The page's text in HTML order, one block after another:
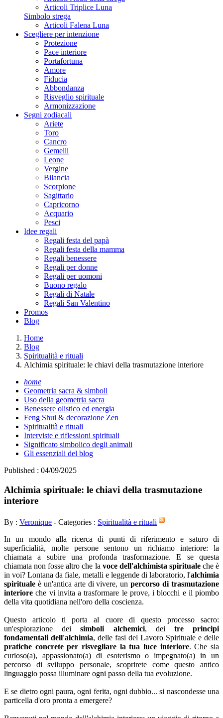
Articoli Triplice Luna
Simbolo strega
Articoli Falena Luna
Scegliere per intenzione
Protezione
Pace interiore
Portafortuna
Amore
Fiducia
Abbondanza
Risveglio spirituale
Armonizzazione
Segni zodiacali
Ariete
Toro
Cancro
Gemelli
Leone
Vergine
Bilancia
Scorpione
Sagittario
Capricorno
Acquario
Pesci
Idee regali
Regali festa del papà
Regali festa della mamma
Regali benessere
Regali per donne
Regali per uomoni
Buono regalo
Regali di Natale
Regali San Valentino
Promos
Blog
Home
Blog
Spiritualità e rituali
Alchimia spirituale: le chiavi della trasmutazione interiore
home
Geometria sacra & simboli
Uso della geometria sacra
Benessere olistico ed energia
Feng Shui & decorazione Zen
Spiritualità e rituali
Interviste e riflessioni spirituali
Significato simbolico degli animali
Gli essenziali del blog
Published : 04/09/2025
Alchimia spirituale: le chiavi della trasmutazione
interiore
By : Veronique - Categories : Spiritualità e rituali
In un mondo alla ricerca di punti di riferimento e saturo di
superficialità, molte persone sentono un richiamo interiore: la
chiamata a subire una profonda trasformazione. E se questa
chiamata non fosse altro che la voce dell'alchimista spiritualeche è
in voi? Lontana da fiale, metalli e leggende di laboratorio, l'alchimia
spirituale è un'antica arte di vivere, unpercorso di trasmutazione
interiore che vi invita a trasformare le prove, i blocchi e il piombo
della vita quotidiana nell'oro della coscienza.
Questo articolo ti porta al cuore di questo processo sacro:
un'esplorazione deisimboli alchemici, dei tre principi
fondamentali dell'alchimia, delle fasi del Lavoro Spirituale e delle
pratiche concrete per risvegliare la tua luce interiore. Che sia
curioso(a), appassionato(a) di esoterismo o impegnato(a) in un
percorso di sviluppo personale, scoprirete come questo antico
linguaggio possa illuminare ogni passo della tua evoluzione.
E se dietro ogni paura, ogni ferita, ogni dubbio... si nascondesse una
particella d'oro pronta a emergere?